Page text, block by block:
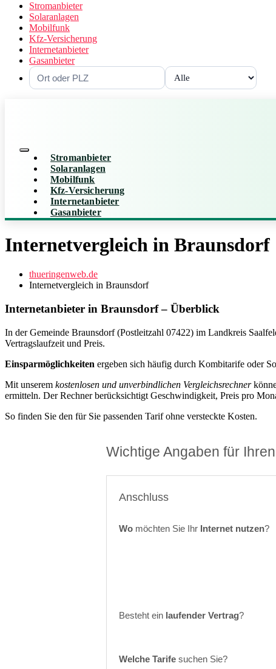
Stromanbieter
Solaranlagen
Mobilfunk
Kfz-Versicherung
Internetanbieter
Gasanbieter
Stromanbieter
Solaranlagen
Mobilfunk
Kfz-Versicherung
Internetanbieter
Gasanbieter
Internetvergleich in Braunsdorf
thueringenweb.de
Internetvergleich in Braunsdorf
Internetanbieter in Braunsdorf – Überblick
In der Gemeinde Braunsdorf (Postleitzahl 07422) im Landkreis
Vertragslaufzeit und Preis.
Einsparmöglichkeiten ergeben sich häufig durch Kombitarife oder
Mit unserem kostenlosen und unverbindlichen Vergleichsrechner
ermitteln. Der Rechner berücksichtigt Geschwindigkeit, Preis pro
So finden Sie den für Sie passenden Tarif ohne versteckte Kosten.